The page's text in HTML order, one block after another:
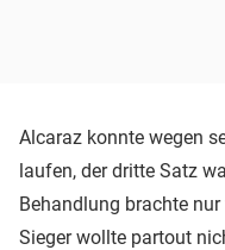
Alcaraz konnte wegen
laufen, der dritte Satz
Behandlung brachte nur
Sieger wollte partout